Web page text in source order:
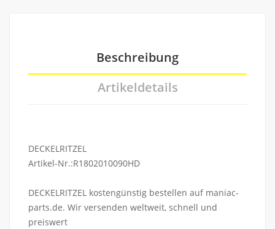
Beschreibung
Artikeldetails
DECKELRITZEL
Artikel-Nr.:R1802010090HD
DECKELRITZEL kostengünstig bestellen auf maniac-
parts.de. Wir versenden weltweit, schnell und
preiswert